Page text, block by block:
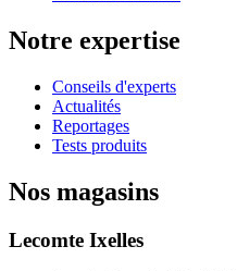
Notre expertise
Conseils d'experts
Actualités
Reportages
Tests produits
Nos magasins
Lecomte Ixelles